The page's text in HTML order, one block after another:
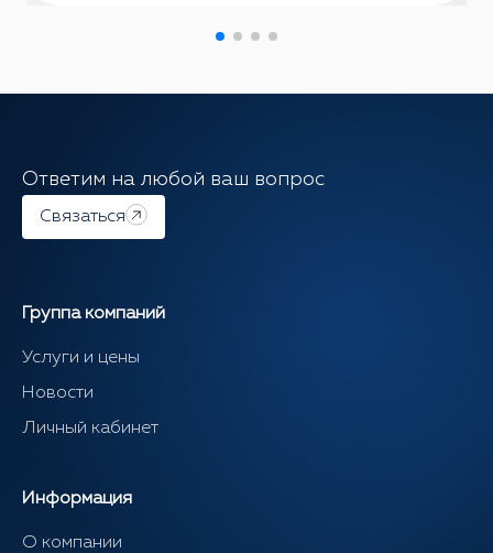
Ответим на любой ваш вопрос
Связаться
Группа компаний
Услуги и цены
Новости
Личный кабинет
Информация
О компании